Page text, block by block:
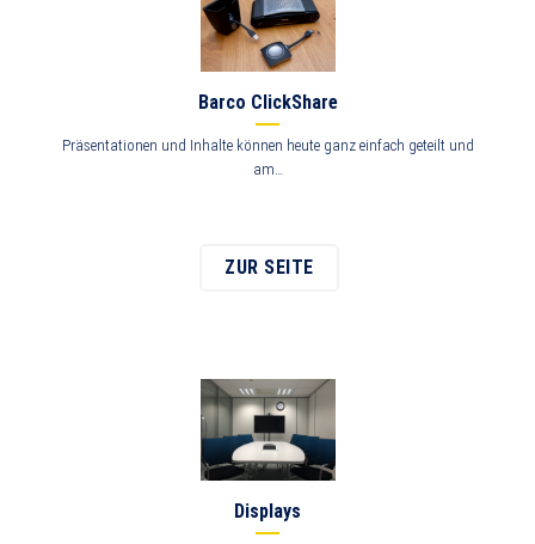
Barco ClickShare
Präsentationen und Inhalte können heute ganz einfach geteilt und
am…
ZUR SEITE
Displays